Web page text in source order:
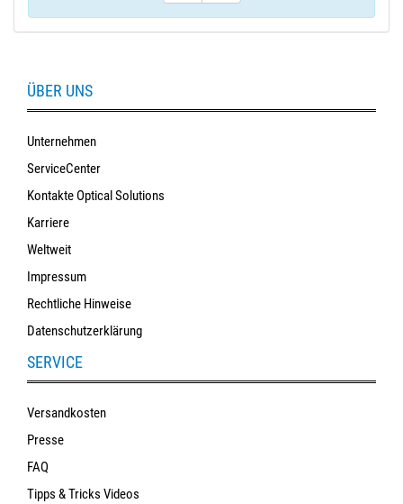
ÜBER UNS
Unternehmen
ServiceCenter
Kontakte Optical Solutions
Karriere
Weltweit
Impressum
Rechtliche Hinweise
Datenschutzerklärung
SERVICE
Versandkosten
Presse
FAQ
Tipps & Tricks Videos